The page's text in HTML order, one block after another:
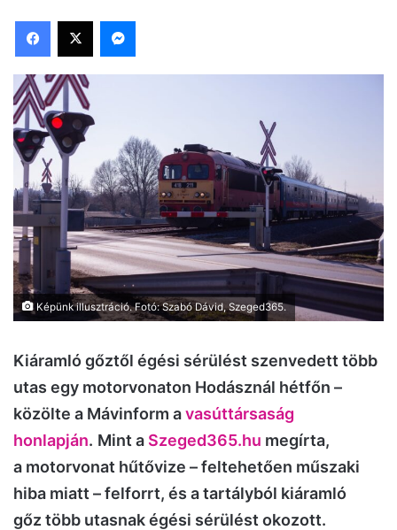
Facebook
X Messenger
Képünk illusztráció. Fotó: Szabó Dávid, Szeged365.
Kiáramló gőztől égési sérülést szenvedett több
utas egy motorvonaton Hodásznál hétfőn –
közölte a Mávinform avasúttársaság
honlapján. Mint a Szeged365.hu megírta,
a motorvonat hűtővize – feltehetően műszaki
hiba miatt – felforrt, és a tartályból kiáramló
gőz több utasnak égési sérülést okozott.